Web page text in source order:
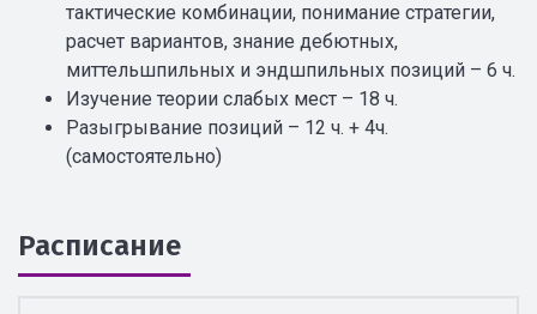
тактические комбинации, понимание стратегии,
расчет вариантов, знание дебютных,
миттельшпильных и эндшпильных позиций – 6 ч.
Изучение теории слабых мест – 18 ч.
Разыгрывание позиций – 12 ч. + 4ч.
(самостоятельно)
Расписание